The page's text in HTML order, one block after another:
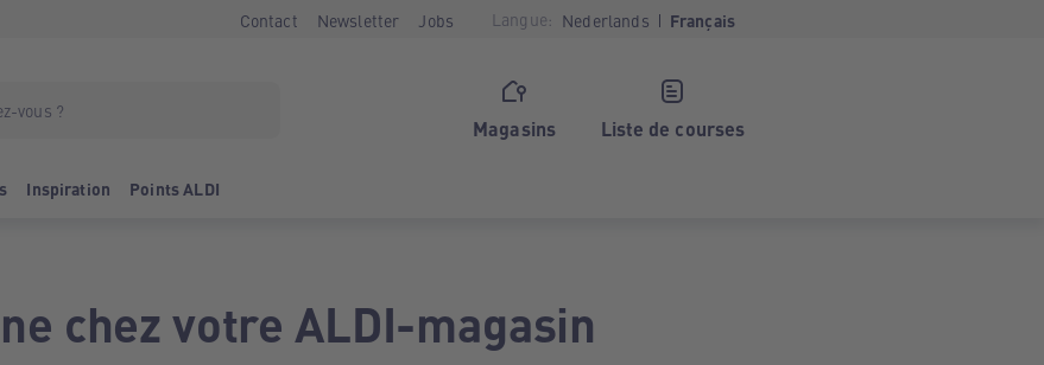
Contact Newsletter Jobs Langue: Nederlands Français
Magasins Liste de courses
Inspiration Points ALDI
chez votre ALDI-magasin